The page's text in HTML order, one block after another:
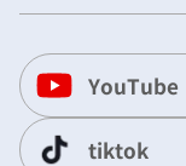
YouTube
tiktok